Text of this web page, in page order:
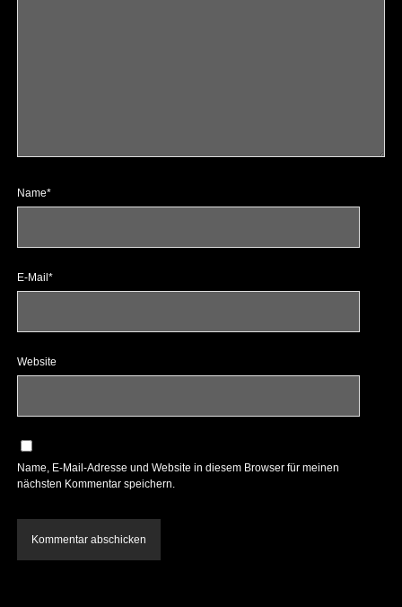
Name*
E-Mail*
Website
Name, E-Mail-Adresse und Website in diesem Browser für meinen
nächsten Kommentar speichern.